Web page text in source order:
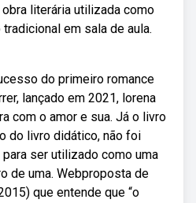
literária utilizada como
em sala de aula.
do primeiro romance
lançado em 2021, lorena
com o amor e sua. Já o livro
do livro didático, não foi
ser utilizado como uma
de uma. Webproposta de
que entende que “o